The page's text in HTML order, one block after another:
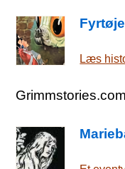
Læs
Grimmstories.com